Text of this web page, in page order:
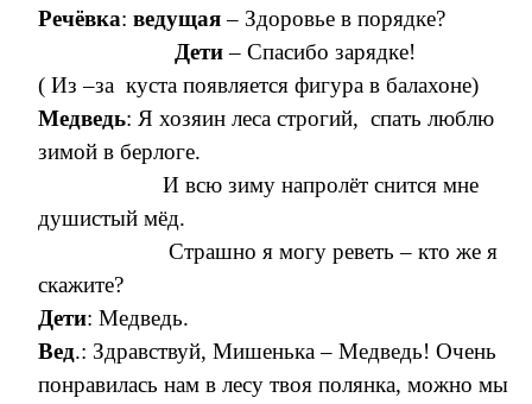
Речёвка: ведущая– Здоровье в порядке?
Дети– Спасибо зарядке!
( Из –за куста появляется фигура в балахоне)
Медведь: Я хозяин леса строгий, спать люблю
зимой в берлоге.
И всю зиму напролёт снится мне
душистый мёд.
Страшно я могу реветь – кто же я
скажите?
Дети: Медведь.
Вед.: Здравствуй, Мишенька – Медведь! Очень
понравилась нам в лесу твоя полянка, можно мы